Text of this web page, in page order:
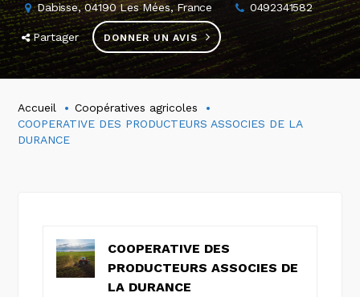
Dabisse, 04190 Les Mées, France 0492341582
Partager DONNER UN AVIS
Accueil
Coopératives agricoles
COOPERATIVE DES PRODUCTEURS ASSOCIES DE LA
DURANCE
COOPERATIVE DES
PRODUCTEURS ASSOCIES DE
LA DURANCE